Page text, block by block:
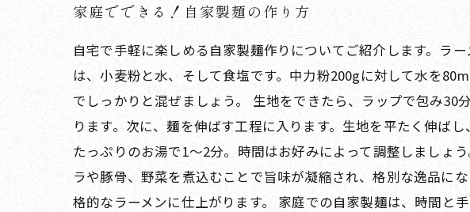
家庭でできる！自家製麺の作り方
自宅で手軽に楽しめる自家製麺作りについてご紹介します。ラ
は、小麦粉と水、そして食塩です。中力粉200gに対して水を
でしっかりと混ぜましょう。 生地をできたら、ラップで包み
ります。次に、麺を伸ばす工程に入ります。生地を平たく伸ば
たっぷりのお湯で1〜2分。時間はお好みによって調整しましょ
ラや豚骨、野菜を煮込むことで旨味が凝縮され、格別な逸品に
格的なラーメンに仕上がります。 家庭での自家製麺は、時間と